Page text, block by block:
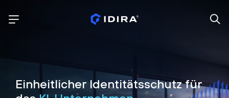
Einheitlicher Identitätsschutz für